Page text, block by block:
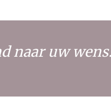
naar uw wens.